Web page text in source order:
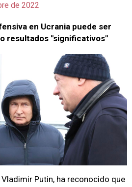
de 2022
en Ucrania puede ser
resultados "significativos"
Vladimir Putin, ha reconocido que